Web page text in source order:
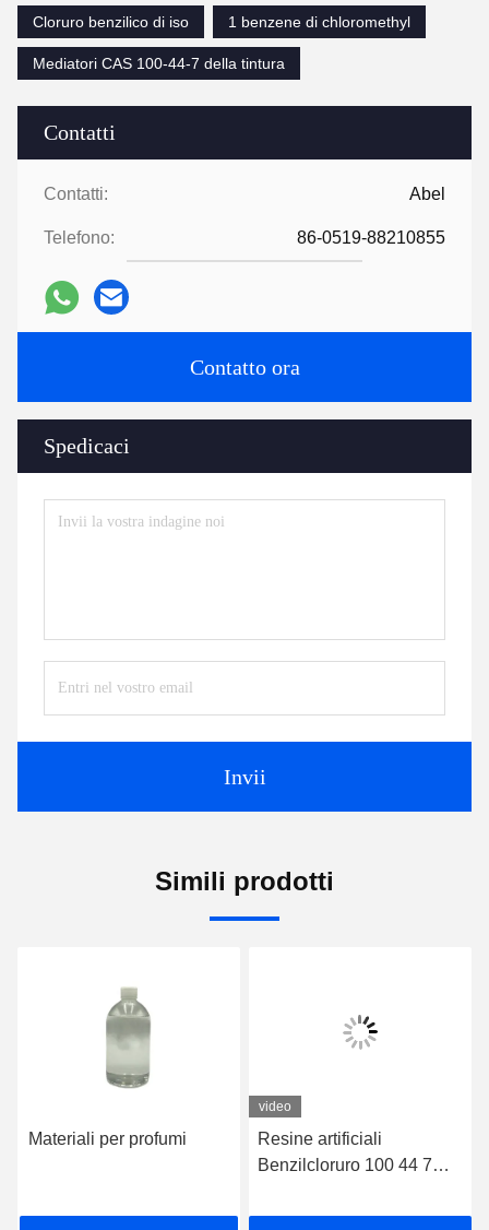
Contatti
Contatti: Abel
Telefono: 86-0519-88210855
Contatto ora
Spedicaci
Invii
Cloruro benzilico di iso
1 benzene di chloromethyl
Mediatori CAS 100-44-7 della tintura
Simili prodotti
Materiali per profumi
video
Resine artificiali
Benzilcloruro 100 44 7